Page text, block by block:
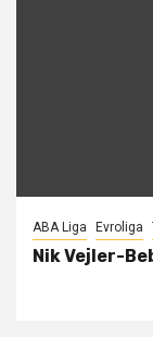
ABA Liga Evroliga
Nik Vejler-